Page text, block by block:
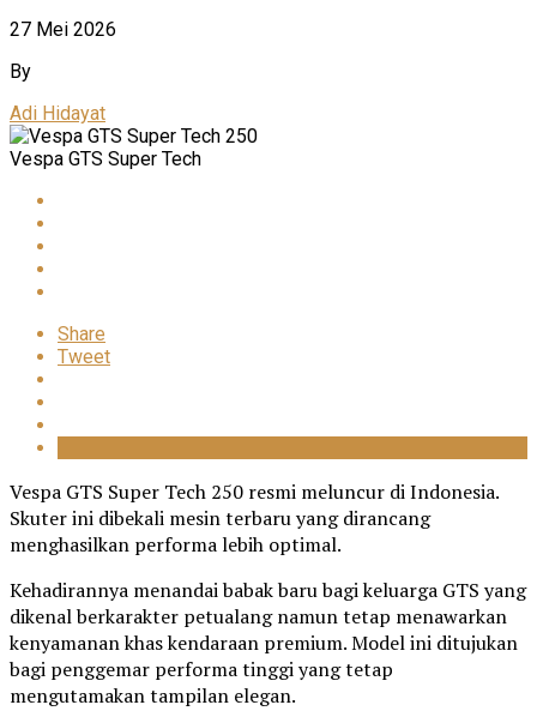
27 Mei 2026
By
Adi Hidayat
Vespa GTS Super Tech
Share
Tweet
Vespa GTS Super Tech 250 resmi meluncur di Indonesia.
Skuter ini dibekali mesin terbaru yang dirancang
menghasilkan performa lebih optimal.
Kehadirannya menandai babak baru bagi keluarga GTS yang
dikenal berkarakter petualang namun tetap menawarkan
kenyamanan khas kendaraan premium. Model ini ditujukan
bagi penggemar performa tinggi yang tetap
mengutamakan tampilan elegan.